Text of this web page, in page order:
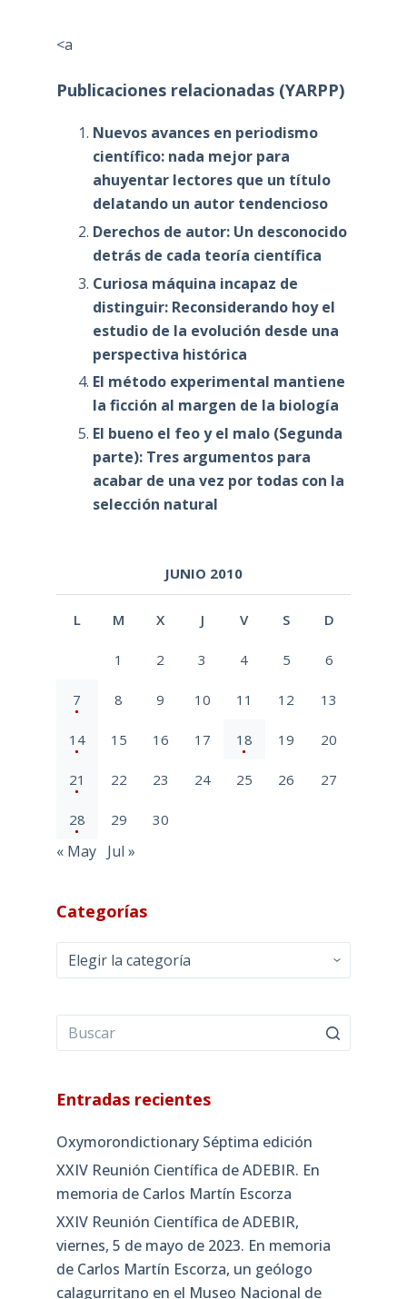
<a
Publicaciones relacionadas (YARPP)
Nuevos avances en periodismo
científico: nada mejor para
ahuyentar lectores que un título
delatando un autor tendencioso
Derechos de autor: Un desconocido
detrás de cada teoría científica
Curiosa máquina incapaz de
distinguir: Reconsiderando hoy el
estudio de la evolución desde una
perspectiva histórica
El método experimental mantiene
la ficción al margen de la biología
El bueno el feo y el malo (Segunda
parte): Tres argumentos para
acabar de una vez por todas con la
selección natural
JUNIO 2010
L M X J V S D
1 2 3 4 5 6
7 8 9 10 11 12 13
14 15 16 17 18 19 20
21 22 23 24 25 26 27
28 29 30
« May Jul »
Categorías
Categorías
Entradas recientes
Oxymorondictionary Séptima edición
XXIV Reunión Científica de ADEBIR. En
memoria de Carlos Martín Escorza
XXIV Reunión Científica de ADEBIR,
viernes, 5 de mayo de 2023. En memoria
de Carlos Martín Escorza, un geólogo
calagurritano en el Museo Nacional de